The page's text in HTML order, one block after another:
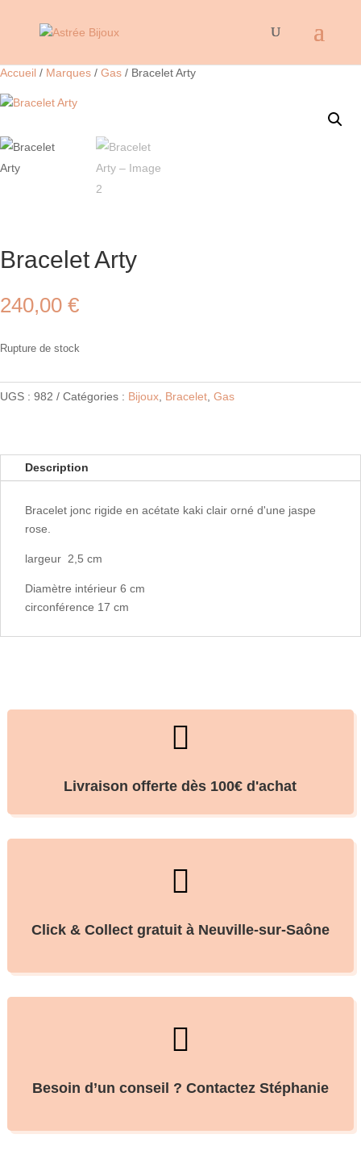
Accueil / Marques / Gas / Bracelet Arty
Bracelet Arty
240,00 €
Rupture de stock
UGS : 982 Catégories : Bijoux Bracelet Gas
Description
Bracelet jonc rigide en acétate kaki clair orné d'une jaspe
rose.
largeur 2,5 cm
Diamètre intérieur 6 cm
circonférence 17 cm

Livraison offerte dès 100€ d'achat

Click & Collect gratuit à Neuville-sur-Saône

Besoin d’un conseil ? Contactez Stéphanie